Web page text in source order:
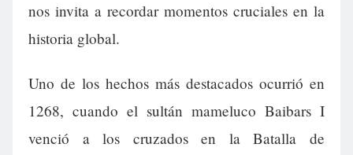
nos invita a recordar momentos cruciales en la
historia global.
Uno de los hechos más destacados ocurrió en
1268, cuando el sultán mameluco Baibars I
venció a los cruzados en la Batalla de